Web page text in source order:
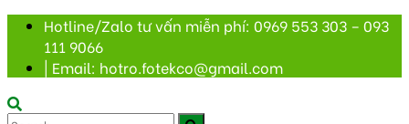
Hotline/Zalo tư vấn miễn phí: 0969 553 303 – 093
111 9066
| Email: hotro.fotekco@gmail.com